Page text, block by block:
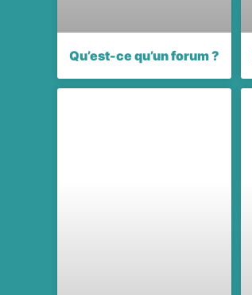
Qu’est-ce qu’un forum ?